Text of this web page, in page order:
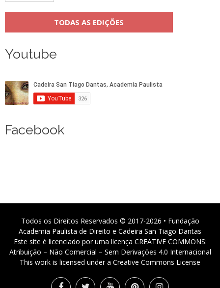
TODAS AS EDIÇÕES
Youtube
Facebook
Todos os Direitos Reservados © 2017-2026 • Fundação
Academia Paulista de Direito e Cadeira San Tiago Dantas
Este site é licenciado por uma licença CREATIVE COMMONS:
Atribuição – Não Comercial – Sem Derivações 4.0 Internacional
This work is licensed under a Creative Commons License